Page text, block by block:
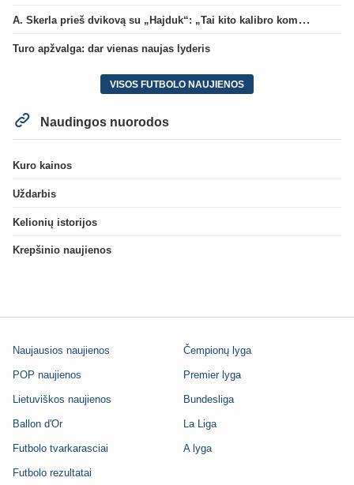
A. Skerla prieš dvikovą su „Hajduk“: „Tai kito kalibro komanda“
Turo apžvalga: dar vienas naujas lyderis
VISOS FUTBOLO NAUJIENOS
Naudingos nuorodos
Kuro kainos
Uždarbis
Kelionių istorijos
Krepšinio naujienos
Naujausios naujienos
POP naujienos
Lietuviškos naujienos
Ballon d'Or
Futbolo tvarkarasciai
Futbolo rezultatai
Čempionų lyga
Premier lyga
Bundesliga
La Liga
A lyga